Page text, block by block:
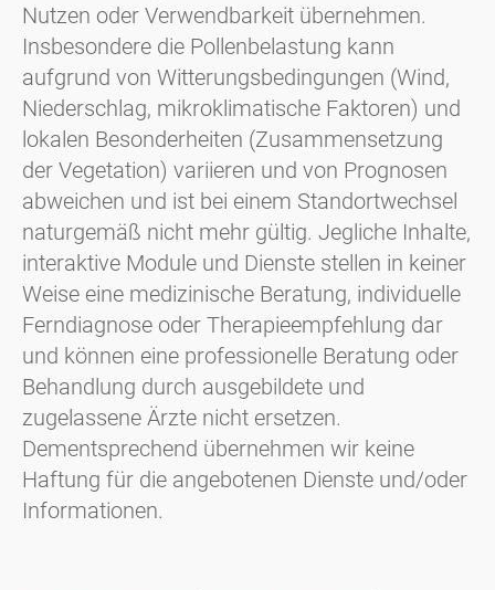
Nutzen oder Verwendbarkeit übernehmen.
Insbesondere die Pollenbelastung kann
aufgrund von Witterungsbedingungen (Wind,
Niederschlag, mikroklimatische Faktoren) und
lokalen Besonderheiten (Zusammensetzung
der Vegetation) variieren und von Prognosen
abweichen und ist bei einem Standortwechsel
naturgemäß nicht mehr gültig. Jegliche Inhalte,
interaktive Module und Dienste stellen in keiner
Weise eine medizinische Beratung, individuelle
Ferndiagnose oder Therapieempfehlung dar
und können eine professionelle Beratung oder
Behandlung durch ausgebildete und
zugelassene Ärzte nicht ersetzen.
Dementsprechend übernehmen wir keine
Haftung für die angebotenen Dienste und/oder
Informationen.